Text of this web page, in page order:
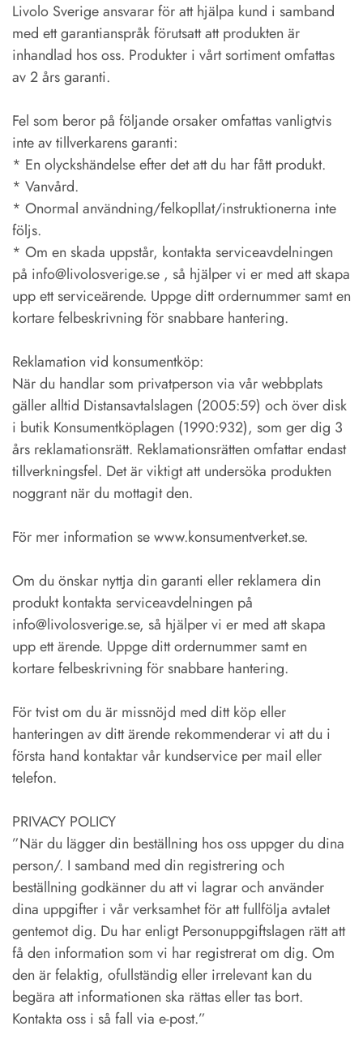
Livolo Sverige ansvarar för att hjälpa kund i samband
med ett garantianspråk förutsatt att produkten är
inhandlad hos oss. Produkter i vårt sortiment omfattas
av 2 års garanti.
Fel som beror på följande orsaker omfattas vanligtvis
inte av tillverkarens garanti:
* En olyckshändelse efter det att du har fått produkt.
* Vanvård.
* Onormal användning/felkopllat/instruktionerna inte
följs.
* Om en skada uppstår, kontakta serviceavdelningen
på info@livolosverige.se , så hjälper vi er med att skapa
upp ett serviceärende. Uppge ditt ordernummer samt en
kortare felbeskrivning för snabbare hantering.
Reklamation vid konsumentköp:
När du handlar som privatperson via vår webbplats
gäller alltid Distansavtalslagen (2005:59) och över disk
i butik Konsumentköplagen (1990:932), som ger dig 3
års reklamationsrätt. Reklamationsrätten omfattar endast
tillverkningsfel. Det är viktigt att undersöka produkten
noggrant när du mottagit den.
För mer information se www.konsumentverket.se.
Om du önskar nyttja din garanti eller reklamera din
produkt kontakta serviceavdelningen på
info@livolosverige.se, så hjälper vi er med att skapa
upp ett ärende. Uppge ditt ordernummer samt en
kortare felbeskrivning för snabbare hantering.
För tvist om du är missnöjd med ditt köp eller
hanteringen av ditt ärende rekommenderar vi att du i
första hand kontaktar vår kundservice per mail eller
telefon.
PRIVACY POLICY
”När du lägger din beställning hos oss uppger du dina
person/. I samband med din registrering och
beställning godkänner du att vi lagrar och använder
dina uppgifter i vår verksamhet för att fullfölja avtalet
gentemot dig. Du har enligt Personuppgiftslagen rätt att
få den information som vi har registrerat om dig. Om
den är felaktig, ofullständig eller irrelevant kan du
begära att informationen ska rättas eller tas bort.
Kontakta oss i så fall via e-post.”